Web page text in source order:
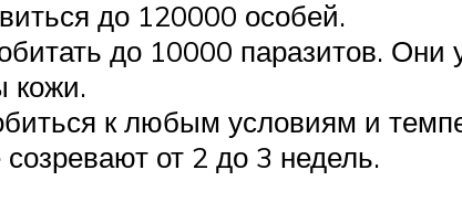
до 120000 особей.
до 10000 паразитов. Они
кожи.
к любым условиям и
от 2 до 3 недель.